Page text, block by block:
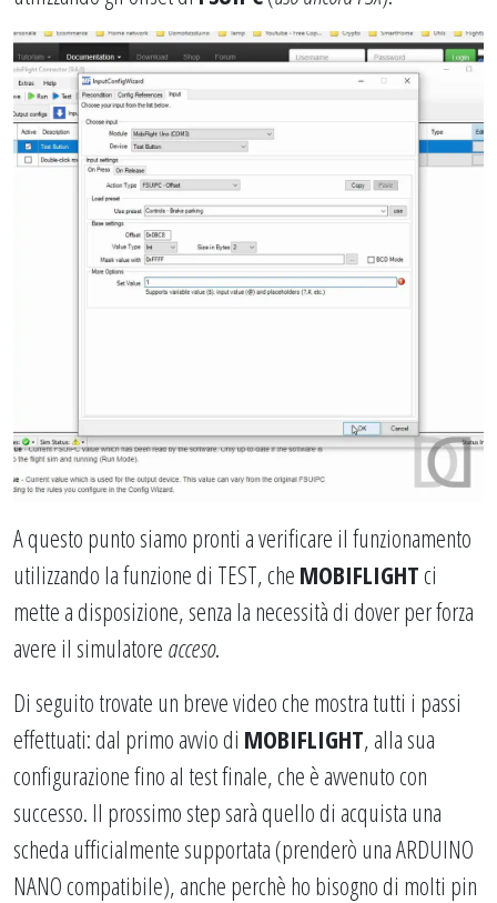
A questo punto siamo pronti a verificare il funzionamento
utilizzando la funzione di TEST, che MOBIFLIGHTci
mette a disposizione, senza la necessità di dover per forza
avere il simulatore acceso.
Di seguito trovate un breve video che mostra tutti i passi
effettuati: dal primo avvio di MOBIFLIGHT, alla sua
configurazione fino al test finale, che è avvenuto con
successo. Il prossimo step sarà quello di acquista una
scheda ufficialmente supportata (prenderò una ARDUINO
NANO compatibile), anche perchè ho bisogno di molti pin